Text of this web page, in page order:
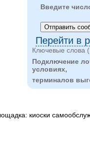
Введите
Перейти в
Ключевые слова
Подключение
условиях,
терминалов
киоски